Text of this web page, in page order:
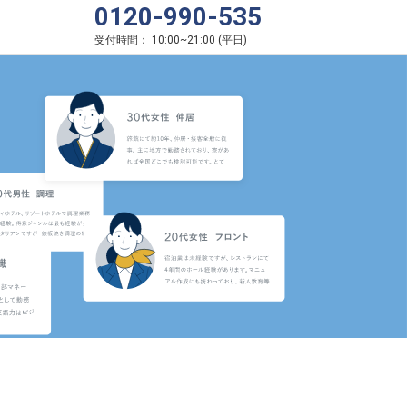
0120-990-535
受付時間： 10:00~21:00 (平日 )